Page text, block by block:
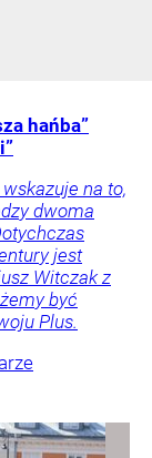
hańba”
na to,
dwoma
jest
Witczak z
być
Plus.